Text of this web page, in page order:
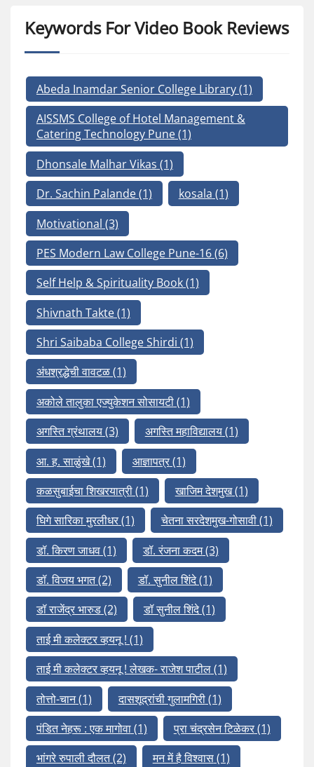
Keywords For Video Book Reviews
Abeda Inamdar Senior College Library(1)
AISSMS College of Hotel Management &
Catering Technology Pune(1)
Dhonsale Malhar Vikas (1)
Dr. Sachin Palande(1) kosala (1)
Motivational (3)
PES Modern Law College Pune-16(6)
Self Help & Spirituality Book(1)
Shivnath Takte(1)
Shri Saibaba College Shirdi (1)
अंधश्रद्धेची वावटळ(1)
अकोले तालुका एज्युकेशन सोसायटी(1)
अगस्ति ग्रंथालय(3) अगस्ति महाविद्यालय(1)
आ. ह. साळुंखे(1) आज्ञापत्र(1)
कळसुबाईचा शिखरयात्री(1) खाजिम देशमुख(1)
घिगे सारिका मुरलीधर(1) चेतना सरदेशमुख-गोसावी(1)
डॉ. किरण जाधव(1) डॉ. रंजना कदम(3)
डॉ. विजय भगत(2) डॉ. सुनील शिंदे(1)
डॉ राजेंद्र भारुड(2) डॉ सुनील शिंदे(1)
ताई मी कलेक्टर व्हयनू ! (1)
ताई मी कलेक्टर व्हयनू ! लेखक- राजेश पाटील(1)
तोत्तो-चान(1) दासशूद्रांची गुलामगिरी(1)
पंडित नेहरू : एक मागोवा(1) प्रा चंद्रसेन टिळेकर(1)
भांगरे रुपाली दौलत(2) मन में है विश्वास(1)